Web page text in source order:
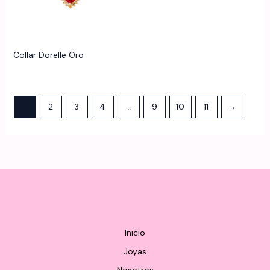
Collar Dorelle Oro
2 3 4 … 9 10 11 →
Inicio
Joyas